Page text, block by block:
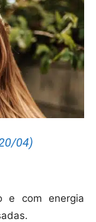
04)
e com energia